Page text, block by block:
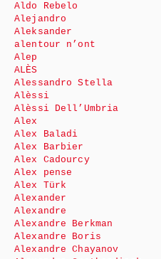
Aldo Rebelo
Alejandro
Aleksander
alentour n’ont
Alep
ALÈS
Alessandro Stella
Alèssi
Alèssi Dell’Umbria
Alex
Alex Baladi
Alex Barbier
Alex Cadourcy
Alex pense
Alex Türk
Alexander
Alexandre
Alexandre Berkman
Alexandre Boris
Alexandre Chayanov